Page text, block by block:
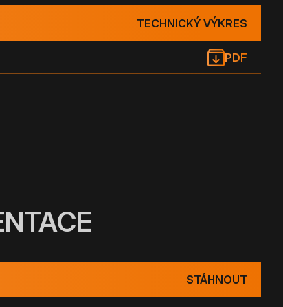
TECHNICKÝ VÝKRES
PDF
STÁHNOUT